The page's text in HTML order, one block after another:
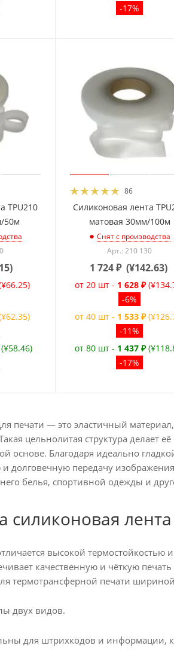
-17%
TPU210
50м
)
(¥58.46)
86
Силиконовая лента
матовая 30мм/100м
Снят с производства
Арт.: 210 130
1 724₽ (¥142.63)
от 20 шт - 1 628 ₽
-6%
от 40 шт - 1 533 ₽
-11%
от 80 шт - 1 437 ₽
-17%
печати — это эластичный
цельнолитая структура делает
основе. Благодаря идеально
и долговечную передачу
белья, спортивной одежды и
высокой
качественную и чёткую
термотрансферной печати
двух видов.
для штрихкодов и информации,